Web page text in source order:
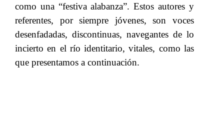
como una “festiva alabanza”. Estos autores y
referentes, por siempre jóvenes, son voces
desenfadadas, discontinuas, navegantes de lo
incierto en el río identitario, vitales, como las
que presentamos a continuación.